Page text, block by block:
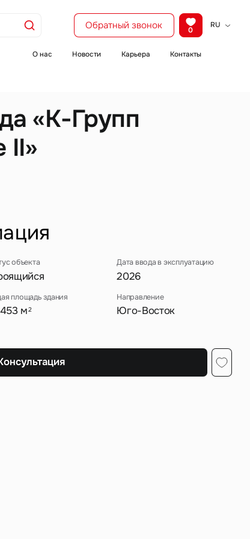
Обратный звонок 0
RU
О нас Новости Карьера Контакты
«К-Групп
II»
объекта Дата ввода в эксплуатацию
2026
площадь здания
м2
Направление
Юго-Восток